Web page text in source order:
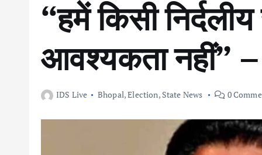
“हमें किसी
आवश्यकता नहीं”
IDS Live Bhopal,Election, State News 0